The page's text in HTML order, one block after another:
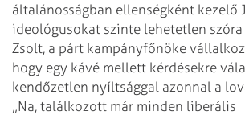
általánosságban ellenségként kezelő
ideológusokat szinte lehetetlen
Zsolt, a párt kampányfőnöke
hogy egy kávé mellett kérdésekre
kendőzetlen nyíltsággal azonnal a
„Na, találkozott már minden liberális